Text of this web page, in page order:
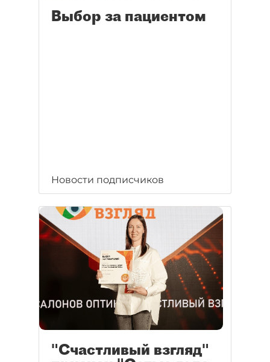
Выбор за пациентом
Новости подписчиков
"Счастливый взгляд"